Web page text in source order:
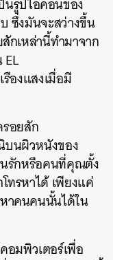
รูปไอคอนของ
ซึ่งมันจะสว่างขึ้น
กเหล่านี้ทำมาจาก
องแสงเมื่อมี
อยสัก
บนผิวหนังของ
นรักหรือคนที่คุณตั้ง
ทรหาได้ เพียงแค่
าคนคนนั้นได้ใน
อมพิวเตอร์เพื่อ